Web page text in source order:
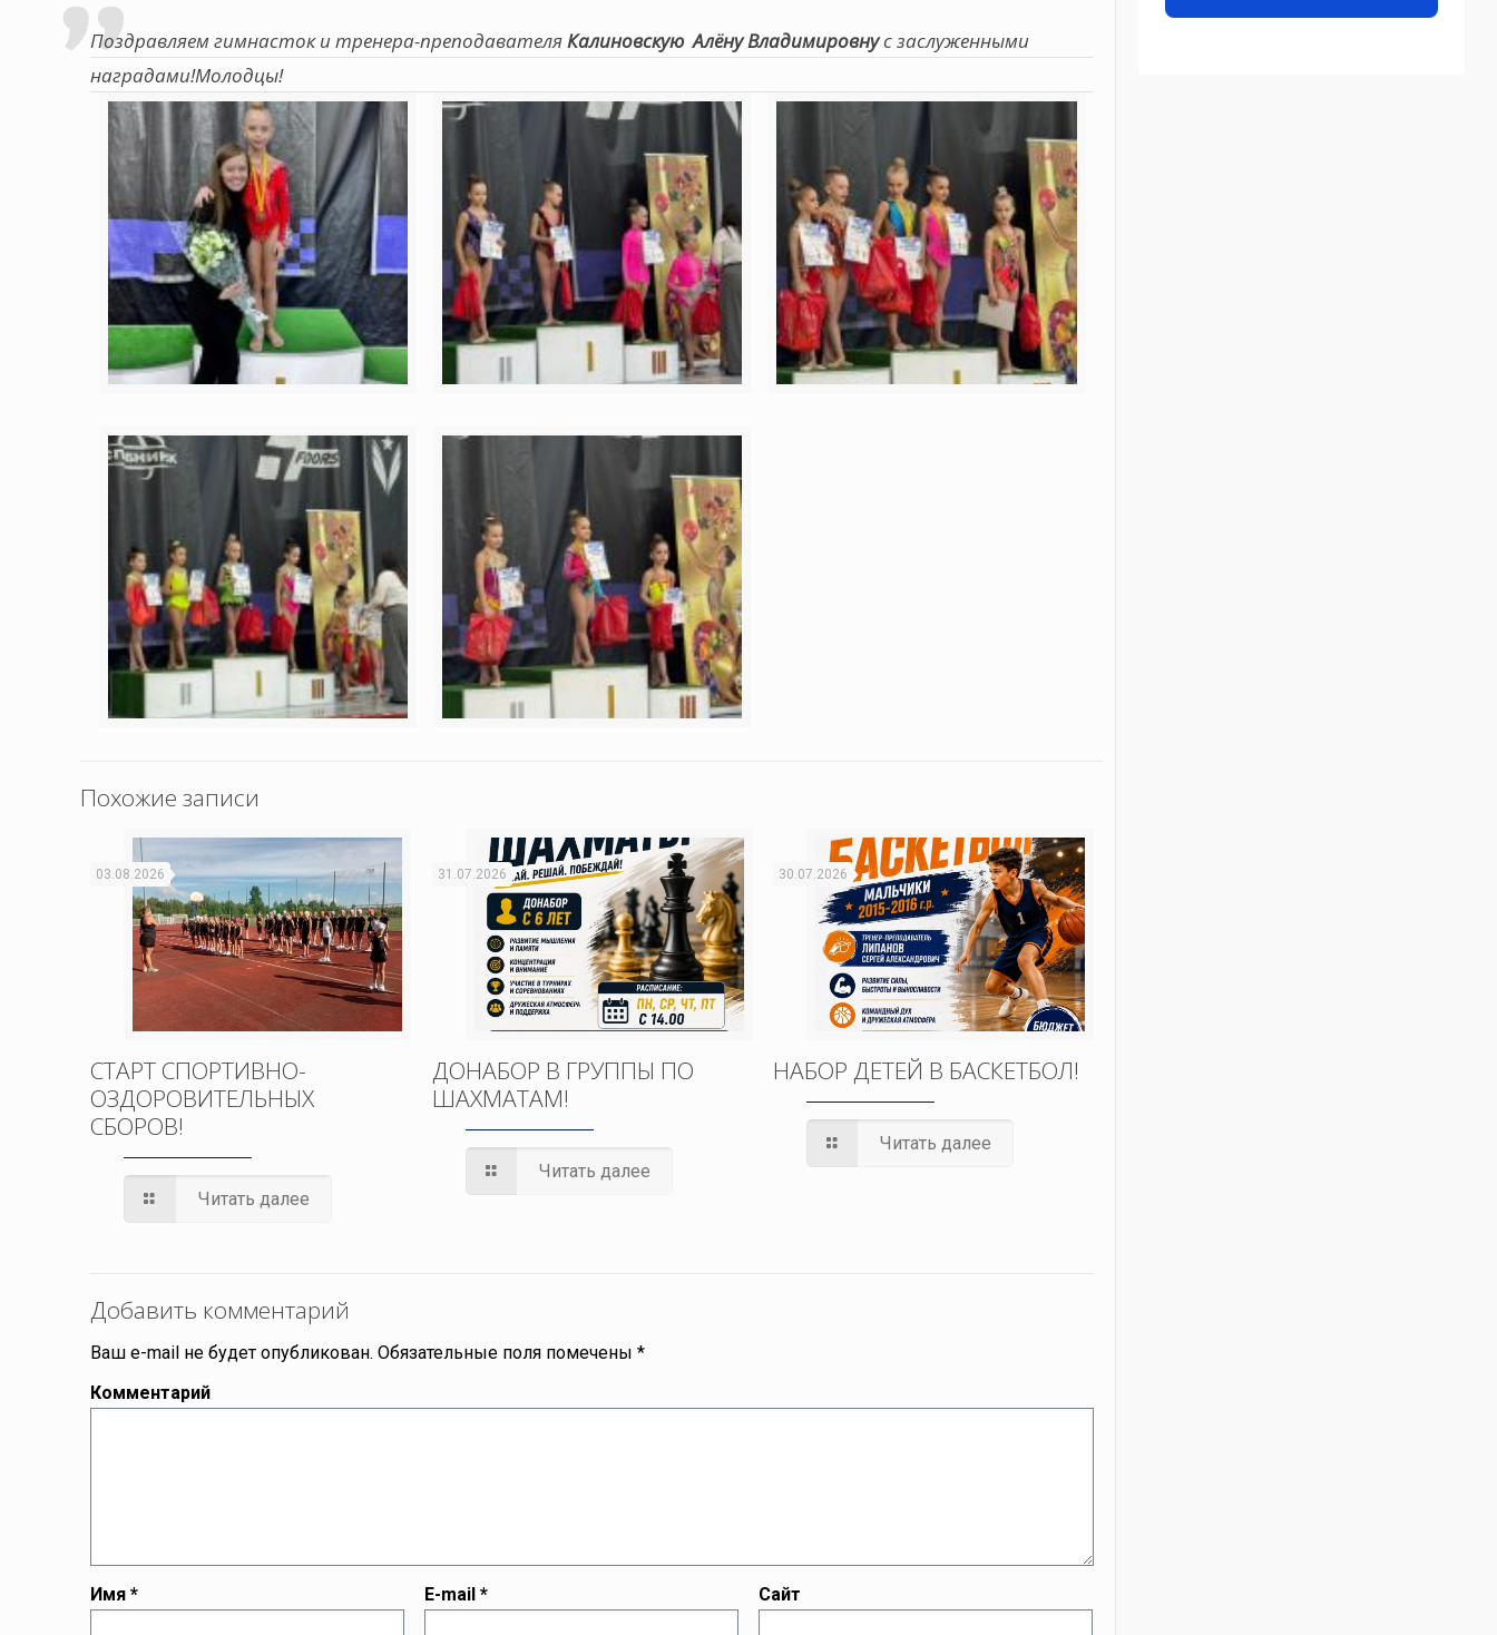
Поздравляем гимнасток и тренера-преподавателя Калиновскую Алёну Владимировнус заслуженными
наградами!Молодцы!
Похожие записи
03.08.2026
СТАРТ СПОРТИВНО-
ОЗДОРОВИТЕЛЬНЫХ
СБОРОВ!
Читать далее
31.07.2026
ДОНАБОР В ГРУППЫ ПО
ШАХМАТАМ!
Читать далее
30.07.2026
НАБОР ДЕТЕЙ В БАСКЕТБОЛ!
Читать далее
Добавить комментарий
Ваш e-mail не будет опубликован. Обязательные поля помечены*
Комментарий
Имя* E-mail* Сайт